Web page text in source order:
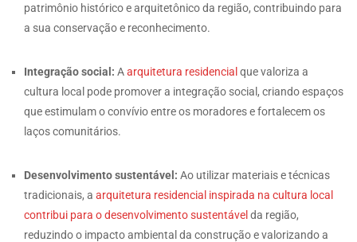
patrimônio histórico e arquitetônico da região, contribuindo para
a sua conservação e reconhecimento.
Integração social: Aarquitetura residencial que valoriza a
cultura local pode promover a integração social, criando espaços
que estimulam o convívio entre os moradores e fortalecem os
laços comunitários.
Desenvolvimento sustentável: Ao utilizar materiais e técnicas
tradicionais, a arquitetura residencial inspirada na cultura local
contribui para o desenvolvimento sustentável da região,
reduzindo o impacto ambiental da construção e valorizando a